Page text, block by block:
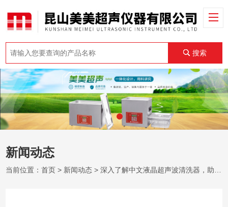
搜索
新闻动态
当前位置：首页 > 新闻动态 > 深入了解中文液晶超声波清洗器，助力液晶产业高效生产